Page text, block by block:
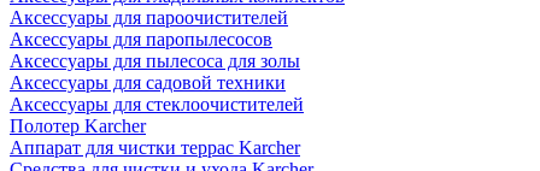
Аксессуары для пароочистителей
Аксессуары для паропылесосов
Аксессуары для пылесоса для золы
Аксессуары для садовой техники
Аксессуары для стеклоочистителей
Полотер Karcher
Аппарат для чистки террас Karcher